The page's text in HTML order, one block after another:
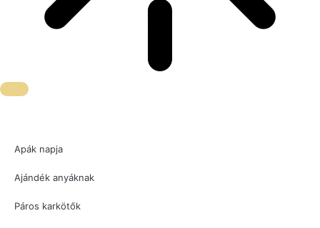
Apák napja
Ajándék anyáknak
Páros karkötők